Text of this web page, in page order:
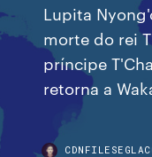
Lupita
morte do rei
príncipe
retorna a